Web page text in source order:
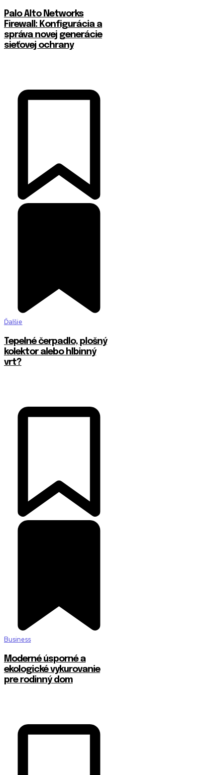
Palo Alto Networks
Firewall: Konfigurácia a
správa novej generácie
sieťovej ochrany
Ďalšie
Tepelné čerpadlo, plošný
kolektor alebo hlbinný
vrt?
Business
Moderné úsporné a
ekologické vykurovanie
pre rodinný dom